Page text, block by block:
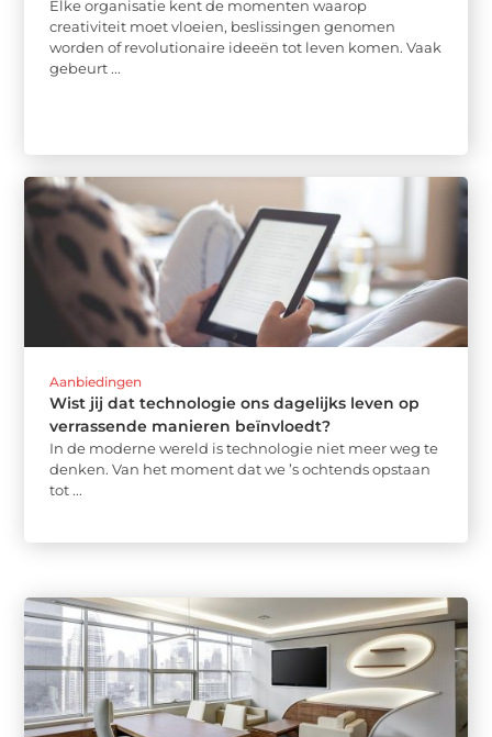
Elke organisatie kent de momenten waarop
creativiteit moet vloeien, beslissingen genomen
worden of revolutionaire ideeën tot leven komen. Vaak
gebeurt ...
Aanbiedingen
Wist jij dat technologie ons dagelijks leven op
verrassende manieren beïnvloedt?
In de moderne wereld is technologie niet meer weg te
denken. Van het moment dat we ’s ochtends opstaan
tot ...